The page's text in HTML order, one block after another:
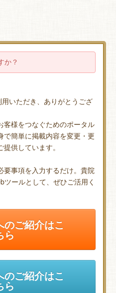
か？
用いただき、ありがとうござ
客様をつなぐためのポータル
簡単に掲載内容を変更・更
供しています。
事項を入力するだけ。貴院
ールとして、ぜひご活用く
ご紹介はこ
ら
ご紹介はこ
ら